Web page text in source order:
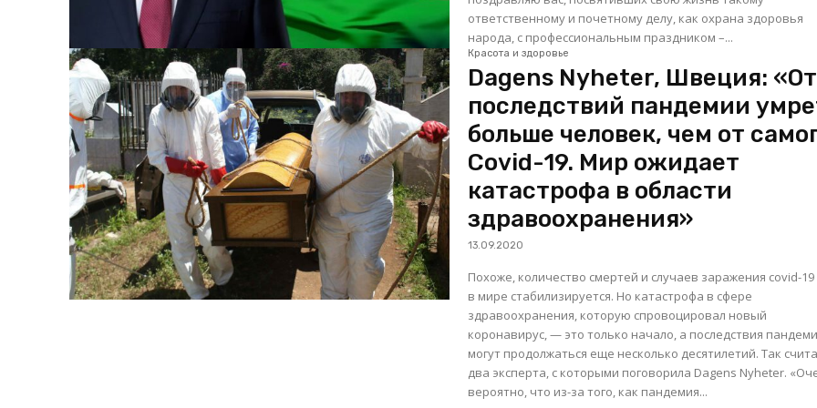
ответственному и почетному делу, как охрана здоровья
народа, с профессиональным праздником –...
Красота и здоровье
Dagens Nyheter, Швеция: «От
последствий пандемии
больше человек, чем от
Covid-19. Мир ожидает
катастрофа в области
здравоохранения»
13.09.2020
Похоже, количество смертей и случаев заражения covid-19
в мире стабилизируется. Но катастрофа в сфере
здравоохранения, которую спровоцировал новый
коронавирус, — это только начало, а последствия
могут продолжаться еще несколько десятилетий. Так
два эксперта, с которыми поговорила Dagens Nyheter. «Очень
вероятно, что из-за того, как пандемия...